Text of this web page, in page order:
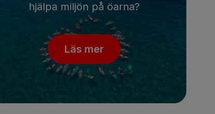
hjälpa miljön på öarna?
Läs mer